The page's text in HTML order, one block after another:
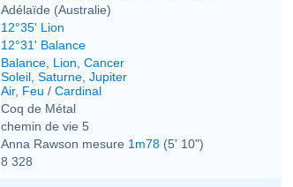
Adélaïde (Australie)
12°35' Lion
12°31' Balance
Balance Lion Cancer
Soleil Saturne Jupiter
Air, Feu / Cardinal
Coq de Métal
chemin de vie 5
Anna Rawson mesure 1m78 (5' 10")
8 328